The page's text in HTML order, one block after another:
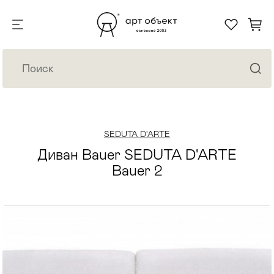
SEDUTA D'ARTE
Диван Bauer SEDUTA D'ARTE
Bauer 2